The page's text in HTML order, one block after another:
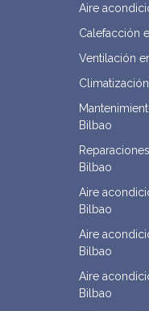
Aire
Calefacción
Ventilación
Bilbao
Bilbao
Aire
Bilbao
Aire
Bilbao
Aire
Bilbao